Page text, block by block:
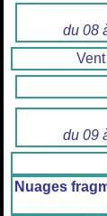
du 08
Vent
du 09
Nuages